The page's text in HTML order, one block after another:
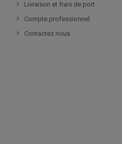
Livraison et frais de port
Compte professionnel
Contactez nous